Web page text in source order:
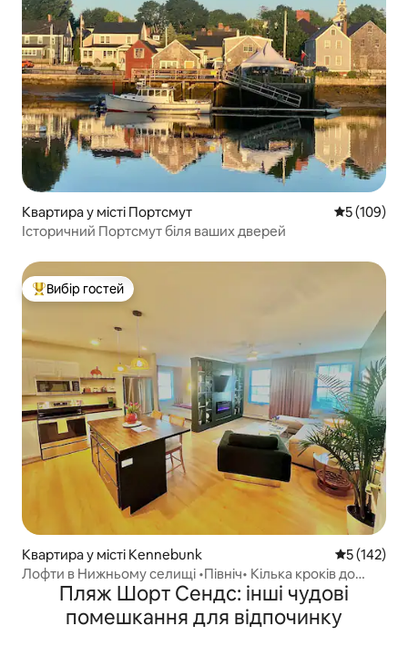
Квартира у місті Портсмут Середня
5 (109)
Історичний Портсмут біля ваших дверей
Топ вибір гостей
Вибір гостей
Квартира у місті Kennebunk Середня
5 (142)
Лофти в Нижньому селищі •Північ• Кілька кроків до
Док-скверПляж Шорт Сендс: інші чудові
помешкання для відпочинку